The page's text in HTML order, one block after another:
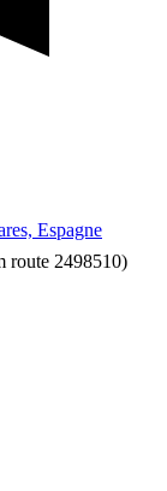
Espagne
route 2498510)